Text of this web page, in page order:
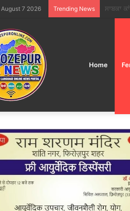
August 7 2026 Trending News IRCTC ने
Home